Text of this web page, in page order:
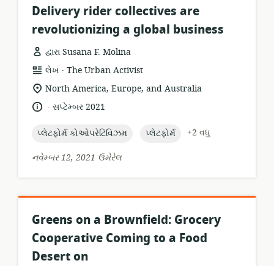
Delivery rider collectives are
revolutionizing a global business
દ્વારા Susana F. Molina
સંસાધન
બંધારણ:
લેખ .
પ્રકાશક:
The Urban Activist
સુસંગતતા
સ્થાન:
North America, Europe, and Australia
ભાષા:.
પ્રકાશન
સપ્ટેમ્બર 2021
topic:
પ્લેટફોર્મ કોઓપરેટિવિઝમ topic:
પ્લેટફોર્મ
+2 વધુ
નવેમ્બર 12, 2021 ઉમેરેલ
Greens on a Brownfield: Grocery
Cooperative Coming to a Food
Desert on